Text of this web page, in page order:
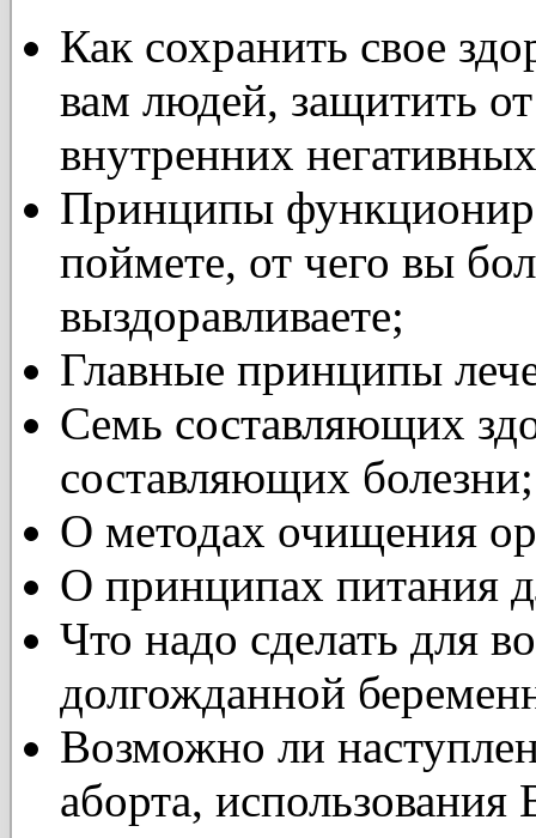
Как сохранить свое
вам людей, защитить
внутренних
Принципы
поймете, от чего вы
выздоравливаете;
Главные принципы
Семь составляющих
составляющих болезни;
О методах очищения
О принципах питания
Что надо сделать для
долгожданной
Возможно ли
аборта,